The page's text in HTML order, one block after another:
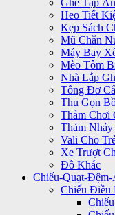
Ghế Tập
Heo Tiết
Kẹp Sách
Mũ Chắn
Máy Bay
Mèo Tôm
Nhà Lắp
Tông Đơ
Thu Gọn
Thảm Chơi
Thảm
Vali Cho
Xe Trượt
Đồ Khác
Chiếu-Quạt-
Chiếu Điều